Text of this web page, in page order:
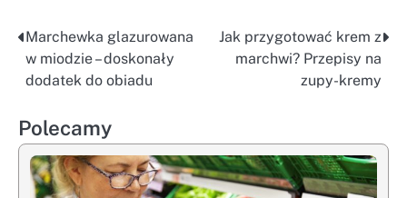
Nawigacja
wpisu
Marchewka glazurowana
w miodzie – doskonały
dodatek do obiadu
Jak przygotować krem z
marchwi? Przepisy na
zupy-kremy
Polecamy